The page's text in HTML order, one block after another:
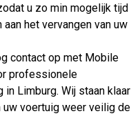
u zo min mogelijk tijd
het vervangen van uw
contact op met Mobile
professionele
in Limburg. Wij staan klaar
uw voertuig weer veilig de